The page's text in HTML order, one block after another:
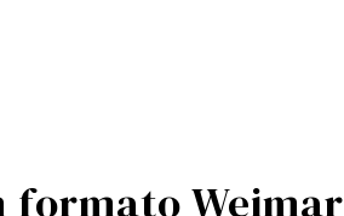
formato Weimar